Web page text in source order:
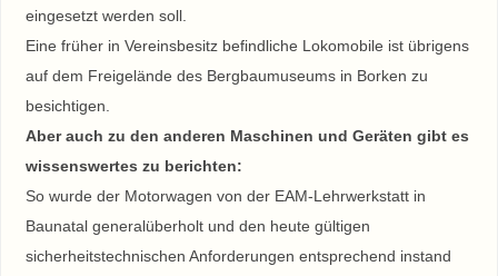
eingesetzt werden soll.
Eine früher in Vereinsbesitz befindliche Lokomobile ist übrigens
auf dem Freigelände des Bergbaumuseums in Borken zu
besichtigen.
Aber auch zu den anderen Maschinen und Geräten gibt es
wissenswertes zu berichten:
So wurde der Motorwagen von der EAM-Lehrwerkstatt in
Baunatal generalüberholt und den heute gültigen
sicherheitstechnischen Anforderungen entsprechend instand